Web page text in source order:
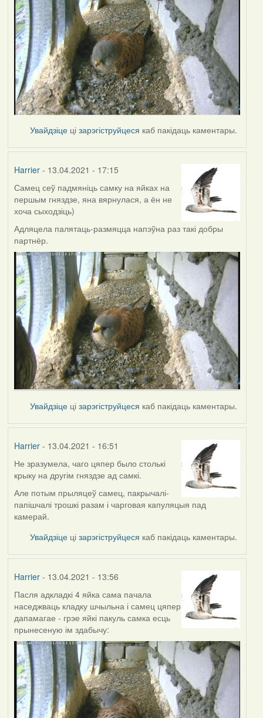
Увайдзіце цізарэгіструйцеся каб пакідаць каментары.
Harrier- 13.04.2021 - 17:15
Самец сеў падмяніць самку на яйках на
першым гняздзе, яна вярнулася, а ён не
хоча сыходзіць)
Адляцела палятаць-размяцца напэўна раз такі добры
партнёр.
Увайдзіце цізарэгіструйцеся каб пакідаць каментары.
Harrier- 13.04.2021 - 16:51
Не зразумела, чаго цяпер было столькі
крыку на другім гняздзе ад самкі.
Але потым прыляцеў самец, пакрычалі-
папішчалі трошкі разам і чарговая капуляцыя пад
камерай.
Увайдзіце цізарэгіструйцеся каб пакідаць каментары.
Harrier- 13.04.2021 - 13:56
Пасля адкладкі 4 яйка сама пачала
наседжваць кладку шчыльна і самец цяпер
дапамагае - грэе яйкі пакуль самка есць
прынесеную ім здабычу: